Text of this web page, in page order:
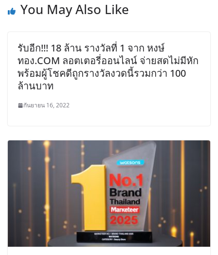
You May Also Like
รับอีก!!! 18 ล้าน รางวัลที่ 1 จาก หงษ์
ทอง.COM ลอตเตอรี่ออนไลน์ จ่ายสดไม่มีหัก
พร้อมผู้โชคดีถูกรางวัลงวดนี้รวมกว่า 100
ล้านบาท
กันยายน 16, 2022